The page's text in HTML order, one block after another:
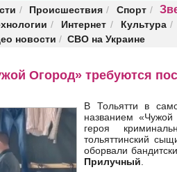
/ Происшествия / Спорт/
/ Интернет / Культура/
новости / СВО на Украине
Огород» требуются
В Тольятти в
названием
героя
тольяттинский
оборвали
Прилучный